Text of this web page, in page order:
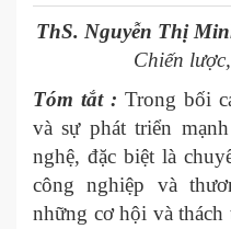
ThS. Nguyễn Thị
Chiến
Tóm tắt : Trong bối
và sự phát triển
nghệ, đặc biệt là
công nghiệp và
những cơ hội và